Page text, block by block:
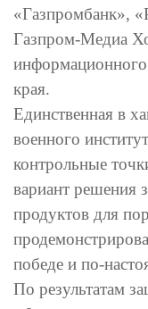
«Газпромбанк»,
Газпром-Медиа
информационного
края.
Единственная в
военного
контрольные
вариант решения
продуктов для
победе и по-
По результатам